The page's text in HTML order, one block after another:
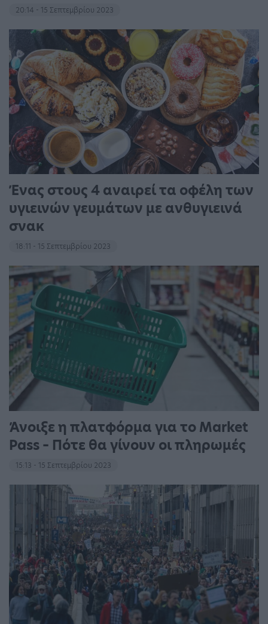
20:14 - 15 Σεπτεμβρίου 2023
Ένας στους 4 αναιρεί τα οφέλη των
υγιεινών γευμάτων με ανθυγιεινά
σνακ
18:11 - 15 Σεπτεμβρίου 2023
Άνοιξε η πλατφόρμα για το Market
Pass – Πότε θα γίνουν οι πληρωμές
15:13 - 15 Σεπτεμβρίου 2023